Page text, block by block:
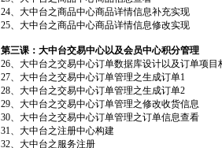
24、大中台之商品中心商品详情信息补充实现
25、大中台之商品中心商品详情信息修改实现
第三课：大中台交易中心以及会员中心积分管理
26、大中台之交易中心订单数据库设计以及订单项目
27、大中台之交易中心订单管理之生成订单1
28、大中台之交易中心订单管理之生成订单2
29、大中台之交易中心订单管理之修改收货信息
30、大中台之交易中心订单管理之订单信息查看
31、大中台之注册中心构建
32、大中台之服务注册